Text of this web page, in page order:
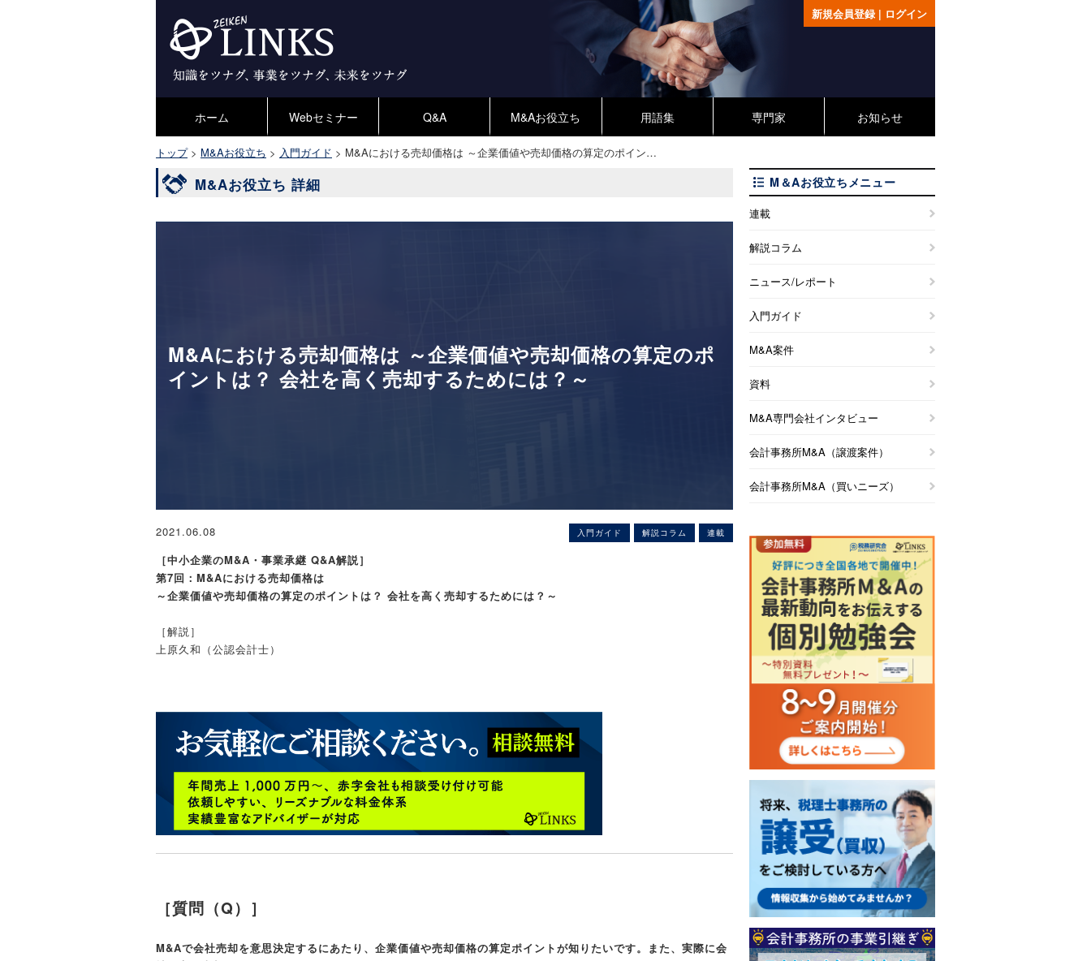
新規会員登録| ログイン
ホーム Webセミナー Q&A M&Aお役立ち 用語集 専門家 お知らせ
トップ> M&Aお役立ち > 入門ガイド > M&Aにおける売却価格は ～企業価値や売却価格の算定のポイン…
M&Aお役立ち 詳細
M&Aにおける売却価格は ～企業価値や売却価格の算定のポ
イントは？ 会社を高く売却するためには？～
2021.06.08 入門ガイド 解説コラム 連載
［中小企業のM&A・事業承継 Q&A解説］
第7回：M&Aにおける売却価格は
～企業価値や売却価格の算定のポイントは？ 会社を高く売却するためには？～
［解説］
上原久和（公認会計士）
［質問（Q）］
M&Aで会社売却を意思決定するにあたり、企業価値や売却価格の算定ポイントが知りたいです。また、実際に会
M＆Aお役立ちメニュー
連載
解説コラム
ニュース/レポート
入門ガイド
M&A案件
資料
M&A専門会社インタビュー
会計事務所M&A（譲渡案件）
会計事務所M&A（買いニーズ）